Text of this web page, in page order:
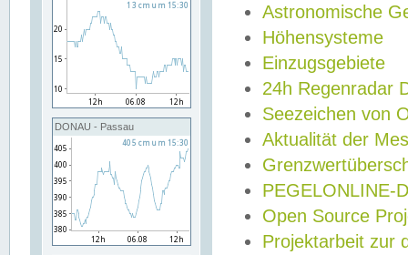
DONAU - Passau
Astronomische
Höhensysteme
Einzugsgebiete
24h Regenradar
Seezeichen von
Aktualität der
PEGELONLINE-
Open Source
Projektarbeit zur